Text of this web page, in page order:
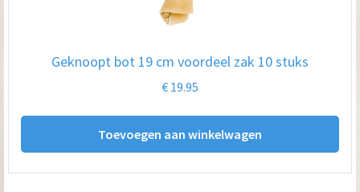
Geknoopt bot 19 cm voordeel zak 10 stuks
€ 19.95
Toevoegen aan winkelwagen